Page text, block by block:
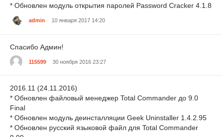
* Обновлен модуль открытия паролей Password Cracker 4.1.8
admin 10 января 2017 14:20
Спасибо Админ!
115599 30 ноября 2016 23:27
2016.11 (24.11.2016)
* Обновлен файловый менеджер Total Commander до 9.0
Final
* Обновлен модуль деинсталляции Geek Uninstaller 1.4.2.95
* Обновлен русский языковой файл для Total Commander